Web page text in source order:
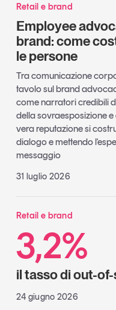
Retail e brand
Employee
brand: come
le persone
Tra comunicazione
tavolo sul brand
come narratori credibili
della sovraesposizione
vera reputazione si
dialogo e mettendo
messaggio
31 luglio 2026
Retail e brand
3,2%
il tasso di out-
24 giugno 2026